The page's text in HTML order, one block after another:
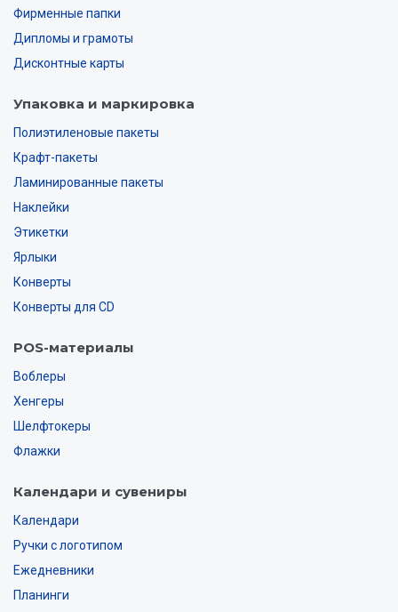
Фирменные папки
Дипломы и грамоты
Дисконтные карты
Упаковка и маркировка
Полиэтиленовые пакеты
Крафт-пакеты
Ламинированные пакеты
Наклейки
Этикетки
Ярлыки
Конверты
Конверты для CD
POS-материалы
Воблеры
Хенгеры
Шелфтокеры
Флажки
Календари и сувениры
Календари
Ручки с логотипом
Ежедневники
Планинги